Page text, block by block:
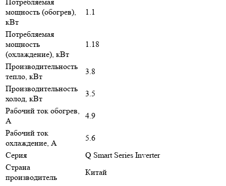
мощность (обогрев),
кВт
1.1
Потребляемая
мощность
(охлаждение), кВт
1.18
Производительность
тепло, кВт
3.8
Производительность
холод, кВт
3.5
Рабочий ток обогрев,
А
4.9
Рабочий ток
охлаждение, А
5.6
Серия
Q Smart Series Inverter
Страна
производитель
Китай